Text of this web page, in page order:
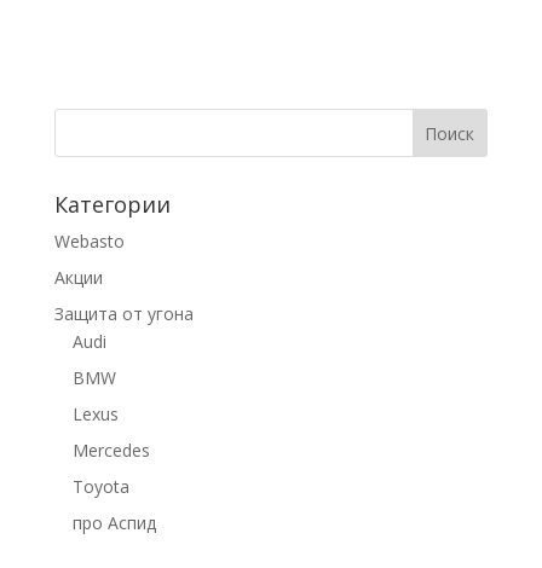
Категории
Webasto
Акции
Защита от угона
Audi
BMW
Lexus
Mercedes
Toyota
про Аспид